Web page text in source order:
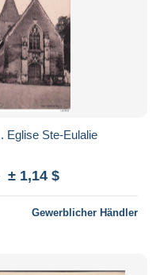
Eglise Ste-Eulalie
± 1,14 $
Gewerblicher Händler